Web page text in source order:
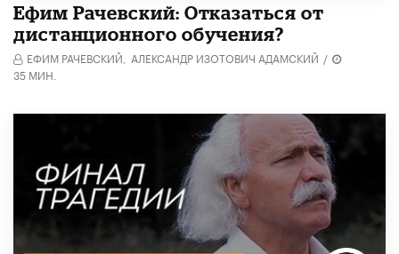
Ефим Рачевский: Отказаться от
дистанционного обучения?
ЕФИМ РАЧЕВСКИЙ, АЛЕКСАНДР ИЗОТОВИЧ АДАМСКИЙ /
35 МИН.